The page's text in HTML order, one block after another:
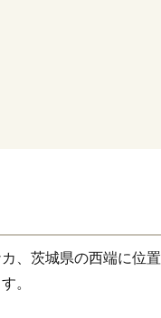
、茨城県の西端に位置
。